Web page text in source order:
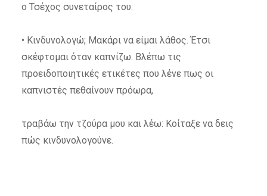
ο Τσέχος συνεταίρος του.
• Κινδυνολογώ; Μακάρι να είμαι λάθος. Έτσι
σκέφτομαι όταν καπνίζω. Βλέπω τις
προειδοποιητικές ετικέτες που λένε πως οι
καπνιστές πεθαίνουν πρόωρα,
τραβάω την τζούρα μου και λέω: Κοίταξε να δεις
πώς κινδυνολογούνε.